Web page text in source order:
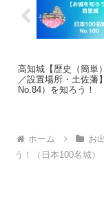
高知城【歴史（簡単
／設置場所・土佐藩
No.84）を知ろう！
ホーム お
う！（日本100名城）